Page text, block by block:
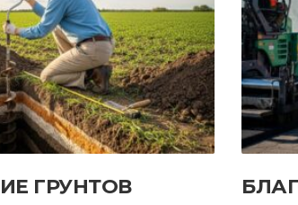
ГРУНТОВ